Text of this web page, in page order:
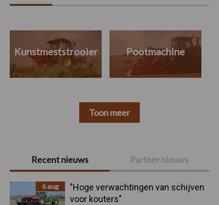
Primaire
Sidebar
Recent nieuws Partner nieuws
6 aug
"Hoge verwachtingen van schijven
voor kouters"
Kunstmeststrooier Pootmachine
Toon meer